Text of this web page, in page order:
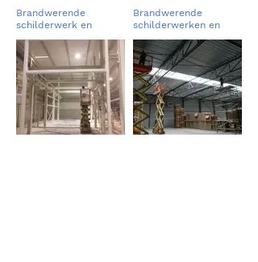
Brandwerende
schilderwerk en
retouche = ASK
Romein – Eurostock te
Halle
Brandwerende
schilderwerken en
retouche = Bolckmans
– Gyproc Saint Gobain
te Beveren